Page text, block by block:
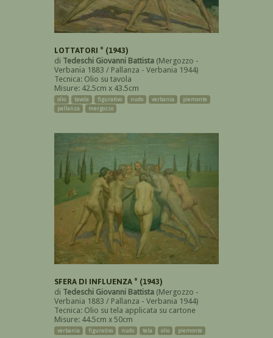
LOTTATORI ° (1943)
di Tedeschi Giovanni Battista (Mergozzo -
Verbania 1883 / Pallanza - Verbania 1944)
Tecnica: Olio su tavola
Misure: 42.5cm x 43.5cm
olio tavola figurativo nudo verbania
piemonte
pallanza
mergozzo
SFERA DI INFLUENZA ° (1943)
di Tedeschi Giovanni Battista (Mergozzo -
Verbania 1883 / Pallanza - Verbania 1944)
Tecnica: Olio su tela applicata su cartone
Misure: 44.5cm x 50cm
verbania figurativo nudo tela olio piemonte